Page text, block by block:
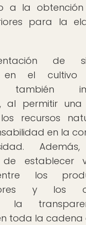
a la
para la
de
en el cultivo
también
al permitir
recursos
en la
establecer
los
y los
la
toda la cadena